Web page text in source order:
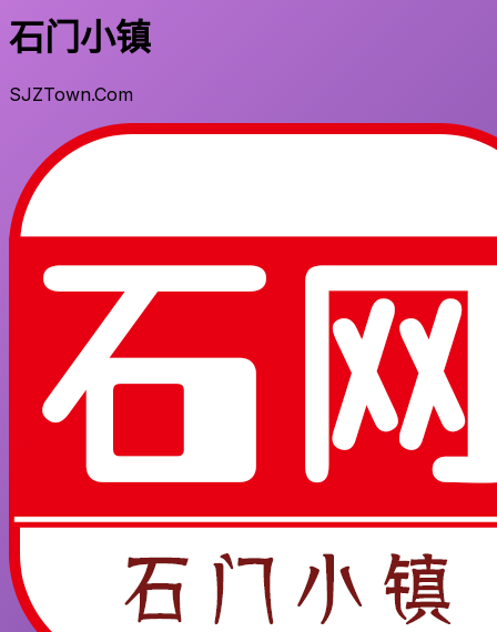
石门小镇
SJZTown.Com